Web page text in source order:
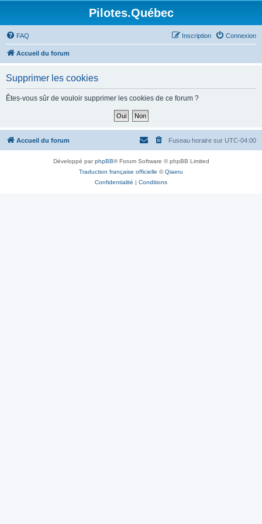
Pilotes.Québec
FAQ Connexion
Inscription
Accueil du forum
Supprimer les cookies
Êtes-vous sûr de vouloir supprimer les cookies de ce forum ?
Accueil du forum Fuseau horaire sur UTC-04:00
Développé parphpBB® Forum Software © phpBB Limited
Traduction française officielle ©Qiaeru
Confidentialité | Conditions